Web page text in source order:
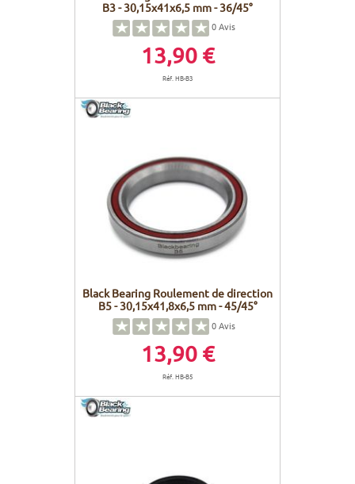
B3 - 30,15x41x6,5 mm - 36/45°
0Avis
13,90 €
Réf. HB-B3
Black Bearing Roulement de direction
B5 - 30,15x41,8x6,5 mm - 45/45°
0Avis
13,90 €
Réf. HB-B5